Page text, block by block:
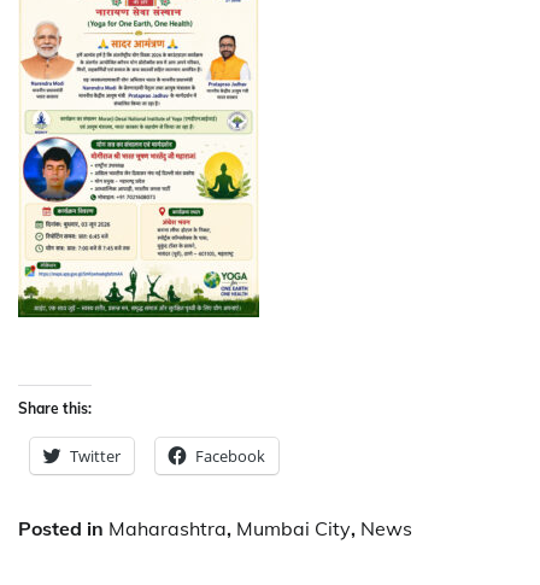
Share this:
Twitter Facebook
Posted in Maharashtra, Mumbai City, News